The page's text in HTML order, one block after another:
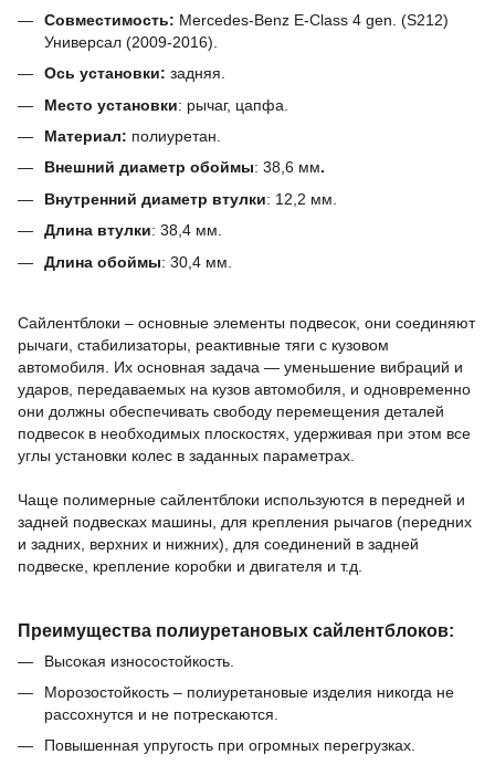
Совместимость: Mercedes-Benz E-Class 4 gen. (S212)
Универсал (2009-2016).
Ось установки: задняя.
Место установки: рычаг, цапфа.
Материал: полиуретан.
Внешний диаметр обоймы: 38,6 мм.
Внутренний диаметр втулки: 12,2 мм.
Длина втулки: 38,4 мм.
Длина обоймы: 30,4 мм.
Сайлентблоки – основные элементы подвесок, они соединяют
рычаги, стабилизаторы, реактивные тяги с кузовом
автомобиля.
Их основная задача — уменьшение вибраций и
ударов, передаваемых на кузов автомобиля, и одновременно
они должны обеспечивать свободу перемещения деталей
подвесок в необходимых плоскостях, удерживая при этом все
углы установки колес в заданных параметрах.
Чаще полимерные сайлентблоки используются в передней и
задней подвесках машины,
для крепления рычагов (передних
и задних, верхних и нижних),
для соединений в задней
подвеске, крепление коробки и двигателя и т.д.
Преимущества полиуретановых сайлентблоков:
Высокая износостойкость.
Морозостойкость – полиуретановые изделия никогда не
рассохнутся и не потрескаются.
Повышенная упругость при огромных перегрузках.